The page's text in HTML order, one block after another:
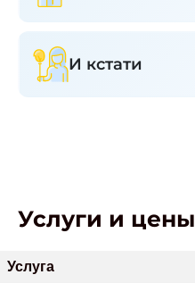
И кстати
Услуги и цены
Услуга